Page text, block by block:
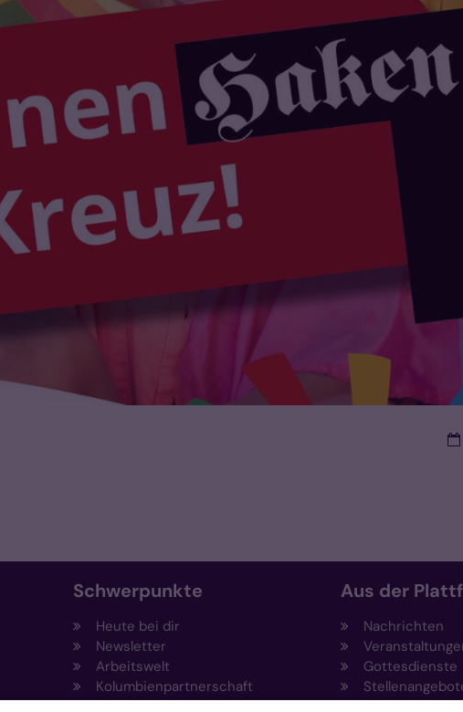
Schwerpunkte
Heute bei dir
Newsletter
Arbeitswelt
Kolumbienpartnerschaft
Umweltportal
Aus der
Nachrichten
Gottesdienste
Kirchenzeitung